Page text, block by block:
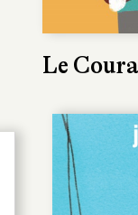
Le